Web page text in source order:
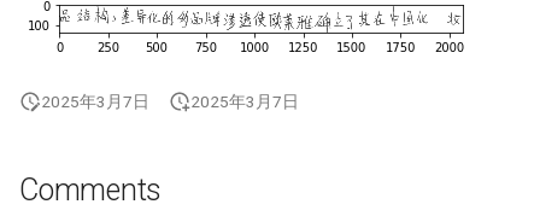
2025年3月7日 2025年3月7日
Comments